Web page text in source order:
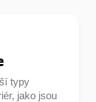
typy
jako jsou